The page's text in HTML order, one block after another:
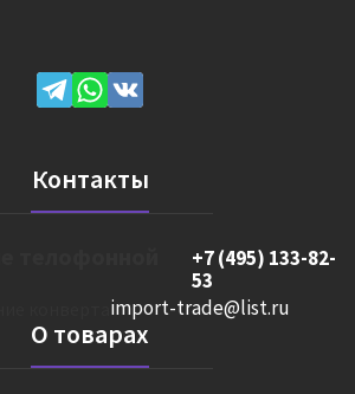
Контакты
+7 (495) 133-82-
53
import-trade@list.ru
О товарах